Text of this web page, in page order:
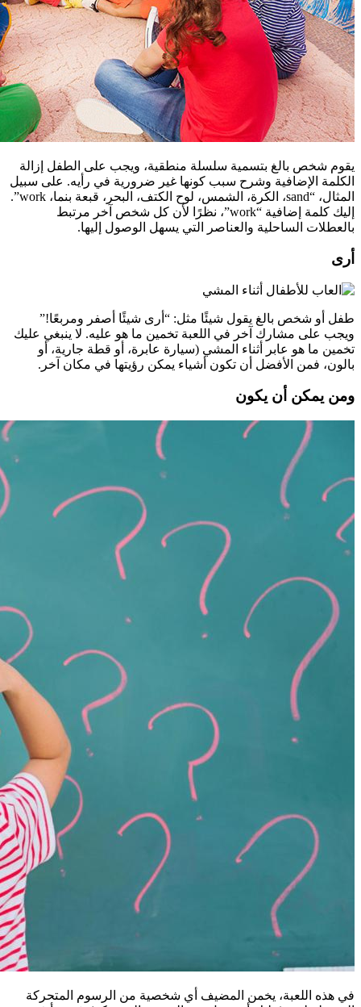
يقوم شخص بالغ بتسمية سلسلة منطقية، ويجب على الطفل إزالة
الكلمة الإضافية وشرح سبب كونها غير ضرورية في رأيه. على سبيل
المثال، “sand، الكرة، الشمس، لوح الكتف، البحر، قبعة بنما، work”.
إليك كلمة إضافية “work”، نظرًا لأن كل شخص آخر مرتبط
بالعطلات الساحلية والعناصر التي يسهل الوصول إليها.
أرى
طفل أو شخص بالغ يقول شيئًا مثل: “أرى شيئًا أصفر ومربعًا!”
ويجب على مشارك آخر في اللعبة تخمين ما هو عليه. لا ينبغي عليك
تخمين ما هو عابر أثناء المشي (سيارة عابرة، أو قطة جارية، أو
بالون، فمن الأفضل أن تكون أشياء يمكن رؤيتها في مكان آخر.
ومن يمكن أن يكون
في هذه اللعبة، يخمن المضيف أي شخصية من الرسوم المتحركة